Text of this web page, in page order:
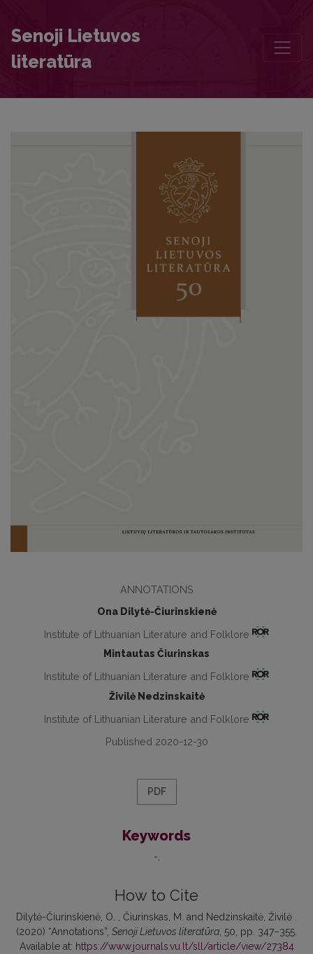
Senoji Lietuvos
literatūra
ANNOTATIONS
Ona Dilytė-Čiurinskienė
Institute of Lithuanian Literature and Folklore
Mintautas Čiurinskas
Institute of Lithuanian Literature and Folklore
Živilė Nedzinskaitė
Institute of Lithuanian Literature and Folklore
Published 2020-12-30
PDF
Keywords
-
How to Cite
Dilytė-Čiurinskienė, O. , Čiurinskas, M. and Nedzinskaitė, Živilė .
(2020) “Annotations”, Senoji Lietuvos literatūra , 50, pp. 347–355.
Available at: https://www.journals.vu.lt/sll/article/view/27384